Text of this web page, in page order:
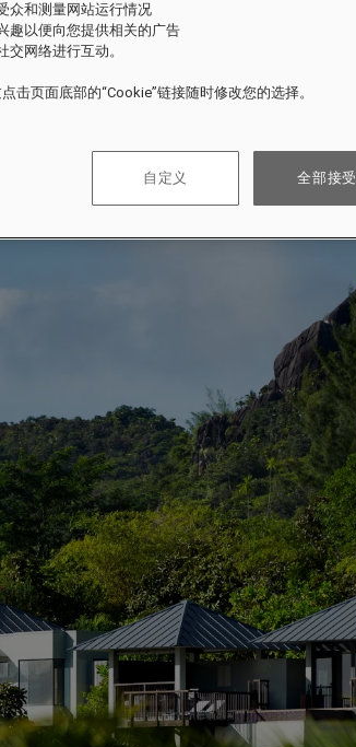
众和测量网站运行情况
趣以便向您提供相关的广告
交网络进行互动。
击页面底部的“Cookie”链接随时修改您的选择。
自定义 全部接受